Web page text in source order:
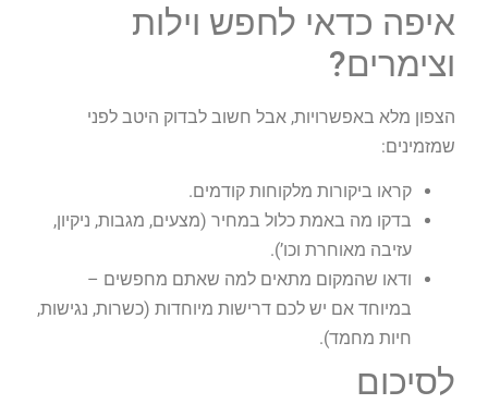
איפה כדאי לחפש וילות
וצימרים?
הצפון מלא באפשרויות, אבל חשוב לבדוק היטב לפני
שמזמינים:
קראו ביקורות מלקוחות קודמים.
בדקו מה באמת כלול במחיר (מצעים, מגבות, ניקיון,
עזיבה מאוחרת וכו’).
ודאו שהמקום מתאים למה שאתם מחפשים –
במיוחד אם יש לכם דרישות מיוחדות (כשרות, נגישות,
חיות מחמד).
לסיכום